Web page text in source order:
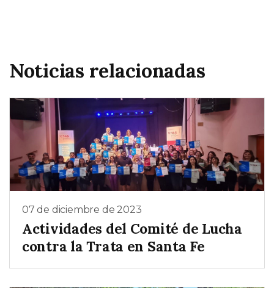
Noticias relacionadas
07 de diciembre de 2023
Actividades del Comité de Lucha
contra la Trata en Santa Fe